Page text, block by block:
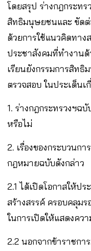
โดยสรุป ร่างกฎกระท
สิทธิมนุษยชนและ ขัด
ด้วยการใช้แนวคิดทา
ประชาสังคมที่ทํางานด้
เรียนยังกรรมการสิท
ตรวจสอบ ในประเด็น
1. ร่างกฎกระทรวงฯ
หรือไม่
2. เรื่องของกระบวนก
กฎหมายฉบับดังกล่าว
2.1 ได้เปิดโอกาสให้ป
สร้างสรรค์ ครอบคลุมร
ในการเปิดให้แสดงคว
2.2 นอกจากข้าราชกา